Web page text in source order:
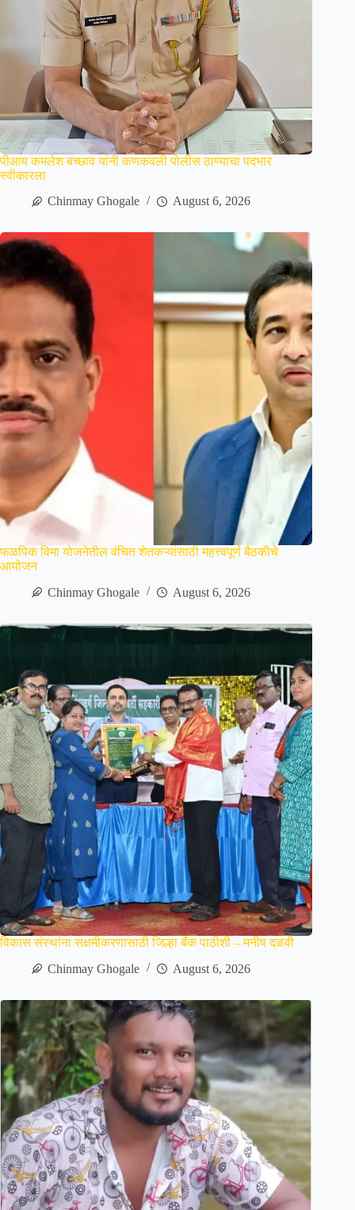
पीआय कमलेश बच्छाव यांनी कणकवली पोलीस ठाण्याचा पदभार
स्वीकारला
Chinmay Ghogale
August 6, 2026
फळपिक विमा योजनेतील वंचित शेतकऱ्यांसाठी महत्त्वपूर्ण बैठकीचे
आयोजन
Chinmay Ghogale
August 6, 2026
विकास संस्थांना सक्षमीकरणासाठी जिल्हा बॅंक पाठीशी – मनीष दळवी
Chinmay Ghogale
August 6, 2026